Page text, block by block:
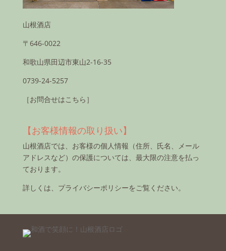
山根酒店
〒646-0022
和歌山県田辺市東山2-16-35
0739-24-5257
［お問合せはこちら］
【お客様情報の取り扱い】
山根酒店では、お客様の個人情報（住所、氏名、メール
アドレスなど）の保護については、最大限の注意を払っ
ております。
詳しくは、 プライバシーポリシーをご覧ください。